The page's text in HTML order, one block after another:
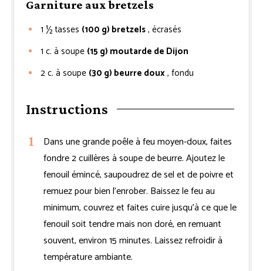
Garniture aux bretzels
1 ½tasses (100 g) bretzels, écrasés
1 c. à soupe (15 g) moutarde de Dijon
2c. à soupe (30 g) beurre doux, fondu
Instructions
Dans une grande poêle à feu moyen-doux, faites
fondre 2 cuillères à soupe de beurre. Ajoutez le
fenouil émincé, saupoudrez de sel et de poivre et
remuez pour bien l’enrober. Baissez le feu au
minimum, couvrez et faites cuire jusqu’à ce que le
fenouil soit tendre mais non doré, en remuant
souvent, environ 15 minutes. Laissez refroidir à
température ambiante.